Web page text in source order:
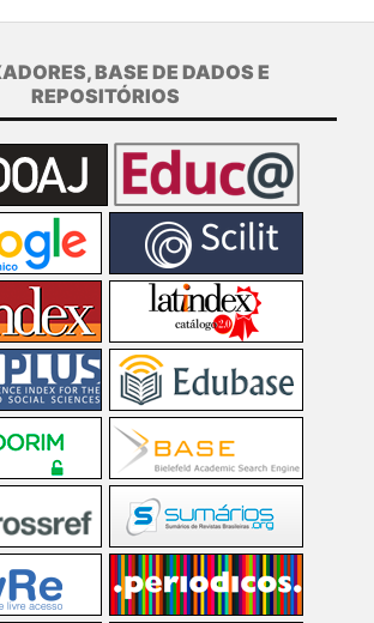
BASE DE DADOS E
REPOSITÓRIOS